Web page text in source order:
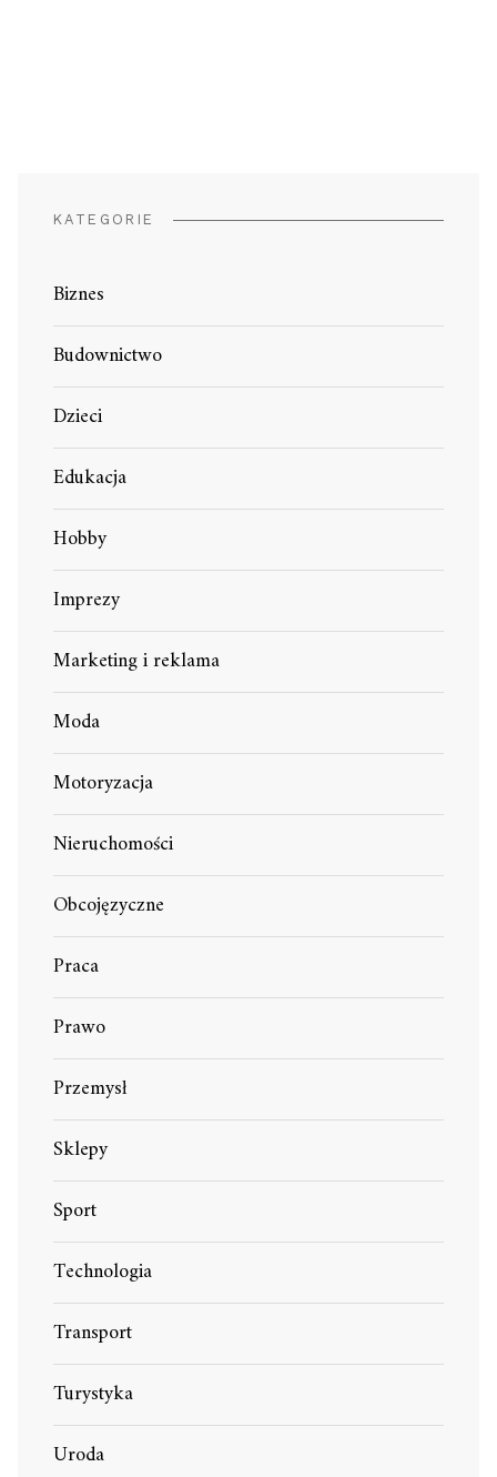
KATEGORIE
Biznes
Budownictwo
Dzieci
Edukacja
Hobby
Imprezy
Marketing i reklama
Moda
Motoryzacja
Nieruchomości
Obcojęzyczne
Praca
Prawo
Przemysł
Sklepy
Sport
Technologia
Transport
Turystyka
Uroda